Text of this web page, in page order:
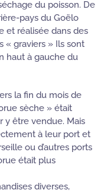
du poisson. De
pays du Goëlo
et réalisée dans des
« graviers » Ils sont
haut à gauche du
la fin du mois de
sèche » était
y être vendue. Mais
à leur port et
ou d’autres ports
était plus
diverses,